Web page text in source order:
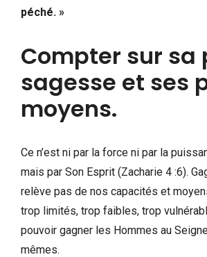
péché. »
Compter sur sa
sagesse et ses
moyens.
Ce n’est ni par la force ni par la
mais par Son Esprit (Zacharie 4 :6).
relève pas de nos capacités et
trop limités, trop faibles, trop
pouvoir gagner les Hommes au
mêmes.